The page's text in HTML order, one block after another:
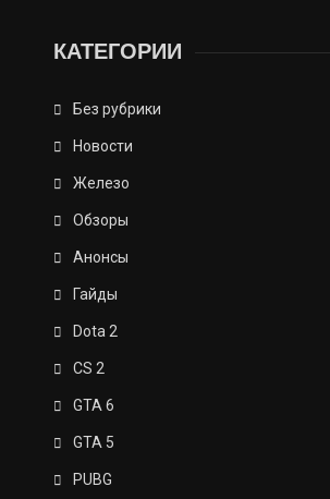
КАТЕГОРИИ
Без рубрики
Новости
Железо
Обзоры
Анонсы
Гайды
Dota 2
CS 2
GTA 6
GTA 5
PUBG